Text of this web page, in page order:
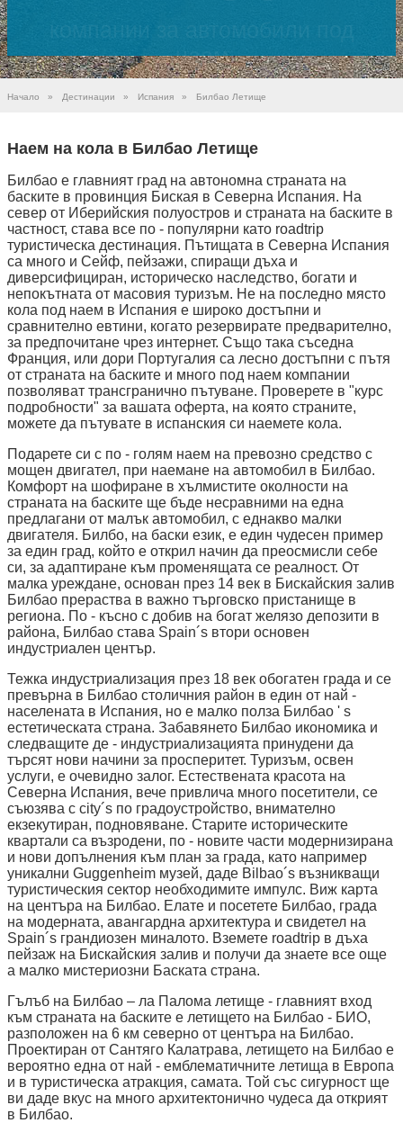
Начало » Дестинации » Испания » Билбао Летище
Наем на кола в Билбао Летище
Билбао е главният град на автономна страната на
баските в провинция Биская в Северна Испания. На
север от Иберийския полуостров и страната на баските в
частност, става все по - популярни като roadtrip
туристическа дестинация. Пътищата в Северна Испания
са много и Сейф, пейзажи, спиращи дъха и
диверсифициран, историческо наследство, богати и
непокътната от масовия туризъм. Не на последно място
кола под наем в Испания е широко достъпни и
сравнително евтини, когато резервирате предварително,
за предпочитане чрез интернет. Също така съседна
Франция, или дори Португалия са лесно достъпни с пътя
от страната на баските и много под наем компании
позволяват трансгранично пътуване. Проверете в "курс
подробности" за вашата оферта, на която страните,
можете да пътувате в испанския си наемете кола.
Подарете си с по - голям наем на превозно средство с
мощен двигател, при наемане на автомобил в Билбао.
Комфорт на шофиране в хълмистите околности на
страната на баските ще бъде несравними на една
предлагани от малък автомобил, с еднакво малки
двигателя. Билбо, на баски език, е един чудесен пример
за един град, който е открил начин да преосмисли себе
си, за адаптиране към променящата се реалност. От
малка уреждане, основан през 14 век в Бискайския залив
Билбао прераства в важно търговско пристанище в
региона. По - късно с добив на богат желязо депозити в
района, Билбао става Spain´s втори основен
индустриален център.
Тежка индустриализация през 18 век обогатен града и се
превърна в Билбао столичния район в един от най -
населената в Испания, но е малко полза Билбао ' s
естетическата страна. Забавянето Билбао икономика и
следващите де - индустриализацията принудени да
търсят нови начини за просперитет. Туризъм, освен
услуги, е очевидно залог. Естествената красота на
Северна Испания, вече привлича много посетители, се
съюзява с city´s по градоустройство, внимателно
екзекутиран, подновяване. Старите историческите
квартали са възродени, по - новите части модернизирана
и нови допълнения към план за града, като например
уникални Guggenheim музей, даде Bilbao´s възникващи
туристическия сектор необходимите импулс. Виж карта
на центъра на Билбао. Елате и посетете Билбао, града
на модерната, авангардна архитектура и свидетел на
Spain´s грандиозен миналото. Вземете roadtrip в дъха
пейзаж на Бискайския залив и получи да знаете все още
a малко мистериозни Баската страна.
Гълъб на Билбао – ла Палома летище - главният вход
към страната на баските е летището на Билбао - БИО,
разположен на 6 км северно от центъра на Билбао.
Проектиран от Сантяго Калатрава, летището на Билбао е
вероятно една от най - емблематичните летища в Европа
и в туристическа атракция, самата. Той със сигурност ще
ви даде вкус на много архитектонично чудеса да открият
в Билбао.